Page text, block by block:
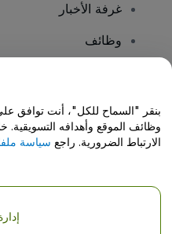
غرفة الأخبار
وظائف
مركز المساعدة / اتصل
حقوق النشر © شركة فياجوجو المحدودة 2026
بنقر "السماح للكل"، أنت توافق
وظائف الموقع وأهدافه
الارتباط الضرورية. راجع سياسة